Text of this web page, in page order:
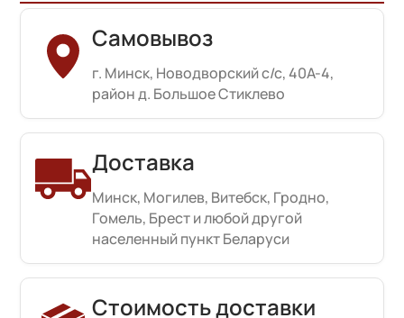
Самовывоз
г. Минск, Новодворский с/с, 40А-4,
район д. Большое Стиклево
Доставка
Минск, Могилев, Витебск, Гродно,
Гомель, Брест и любой другой
населенный пункт Беларуси
Стоимость доставки